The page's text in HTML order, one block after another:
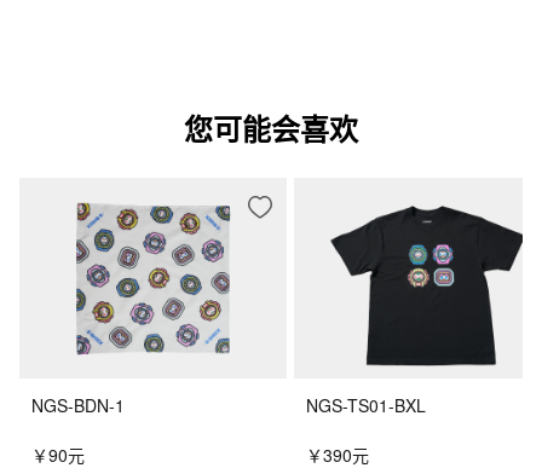
您可能会喜欢
NGS-BDN-1
￥90元
NGS-TS01-BXL
￥390元